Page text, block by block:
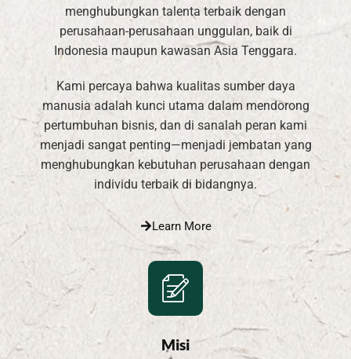
menghubungkan talenta terbaik dengan
perusahaan-perusahaan unggulan, baik di
Indonesia maupun kawasan Asia Tenggara.
Kami percaya bahwa kualitas sumber daya
manusia adalah kunci utama dalam mendorong
pertumbuhan bisnis, dan di sanalah peran kami
menjadi sangat penting—menjadi jembatan yang
menghubungkan kebutuhan perusahaan dengan
individu terbaik di bidangnya.
Learn More
Misi